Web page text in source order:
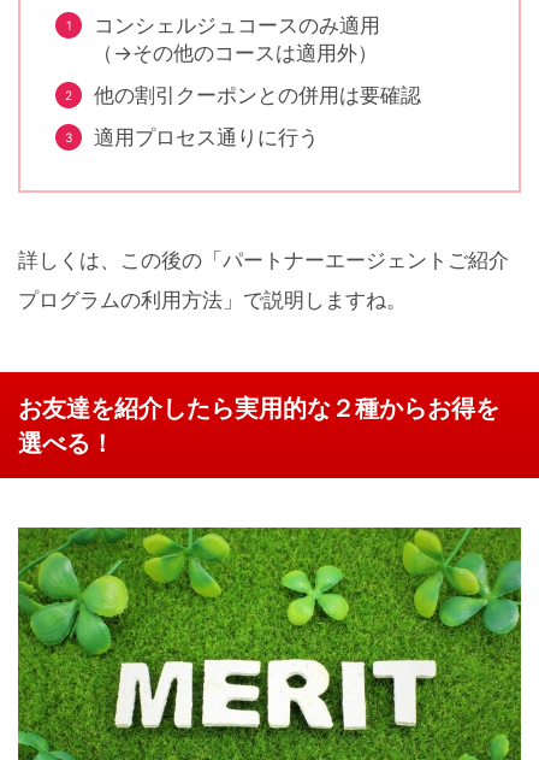
コンシェルジュコースのみ適用
（→その他のコースは適用外）
他の割引クーポンとの併用は要確認
適用プロセス通りに行う
詳しくは、この後の「パートナーエージェントご紹介
プログラムの利用方法」で説明しますね。
お友達を紹介したら実用的な２種からお得を
選べる！